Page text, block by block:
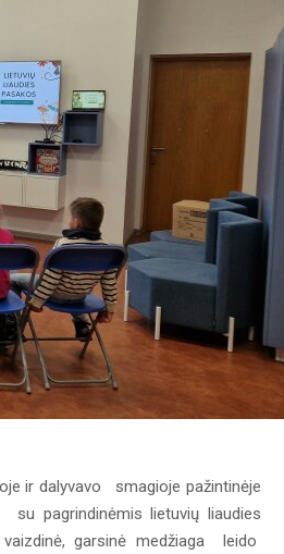
ir dalyvavo smagioje pažintinėje
pagrindinėmis lietuvių liaudies
garsinė medžiaga leido